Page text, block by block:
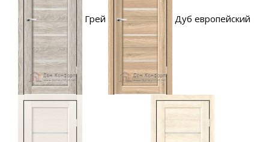
Грей Дуб европейский